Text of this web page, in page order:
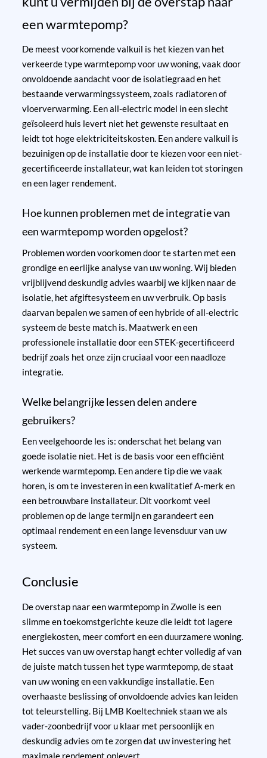
een warmtepomp?
De meest voorkomende valkuil is het kiezen van het
verkeerde type warmtepomp voor uw woning, vaak door
onvoldoende aandacht voor de isolatiegraad en het
bestaande verwarmingssysteem, zoals radiatoren of
vloerverwarming. Een all-electric model in een slecht
geïsoleerd huis levert niet het gewenste resultaat en
leidt tot hoge elektriciteitskosten. Een andere valkuil is
bezuinigen op de installatie door te kiezen voor een niet-
gecertificeerde installateur, wat kan leiden tot storingen
en een lager rendement.
Hoe kunnen problemen met de integratie van
een warmtepomp worden opgelost?
Problemen worden voorkomen door te starten met een
grondige en eerlijke analyse van uw woning. Wij bieden
vrijblijvend deskundig advies waarbij we kijken naar de
isolatie, het afgiftesysteem en uw verbruik. Op basis
daarvan bepalen we samen of een hybride of all-electric
systeem de beste match is. Maatwerk en een
professionele installatie door een STEK-gecertificeerd
bedrijf zoals het onze zijn cruciaal voor een naadloze
integratie.
Welke belangrijke lessen delen andere
gebruikers?
Een veelgehoorde les is: onderschat het belang van
goede isolatie niet. Het is de basis voor een efficiënt
werkende warmtepomp. Een andere tip die we vaak
horen, is om te investeren in een kwalitatief A-merk en
een betrouwbare installateur. Dit voorkomt veel
problemen op de lange termijn en garandeert een
optimaal rendement en een lange levensduur van uw
systeem.
Conclusie
De overstap naar een warmtepomp in Zwolle is een
slimme en toekomstgerichte keuze die leidt tot lagere
energiekosten, meer comfort en een duurzamere woning.
Het succes van uw overstap hangt echter volledig af van
de juiste match tussen het type warmtepomp, de staat
van uw woning en een vakkundige installatie. Een
overhaaste beslissing of onvoldoende advies kan leiden
tot teleurstelling. Bij LMB Koeltechniek staan we als
vader-zoonbedrijf voor u klaar met persoonlijk en
deskundig advies om te zorgen dat uw investering het
maximale rendement oplevert.